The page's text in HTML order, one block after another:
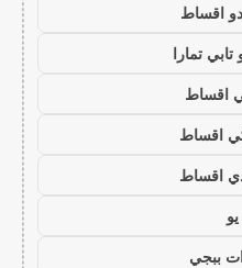
اقساط
تمارا
اقساط
اقساط
اقساط
ببجي